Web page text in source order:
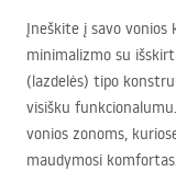
Įneškite į savo vonios
minimalizmo su
(lazdelės) tipo
visišku
vonios zonoms,
maudymosi